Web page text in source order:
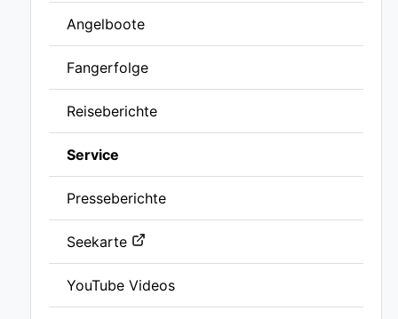
Angelboote
Fangerfolge
Reiseberichte
Service
Presseberichte
Seekarte
YouTube Videos